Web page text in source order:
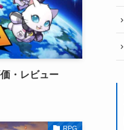
・レビュー
RPG